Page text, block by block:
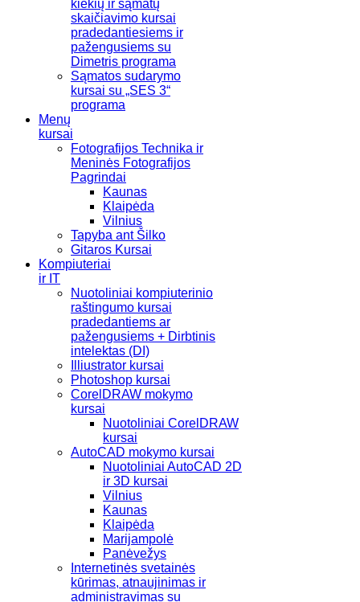
kiekių ir sąmatų
skaičiavimo kursai
pradedantiesiems ir
pažengusiems su
Dimetris programa
Sąmatos sudarymo
kursai su „SES 3“
programa
Menų
kursai
Fotografijos Technika ir
Meninės Fotografijos
Pagrindai
Kaunas
Klaipėda
Vilnius
Tapyba ant Šilko
Gitaros Kursai
Kompiuteriai
ir IT
Nuotoliniai kompiuterinio
raštingumo kursai
pradedantiems ar
pažengusiems + Dirbtinis
intelektas (DI)
Illiustrator kursai
Photoshop kursai
CorelDRAW mokymo
kursai
Nuotoliniai CorelDRAW
kursai
AutoCAD mokymo kursai
Nuotoliniai AutoCAD 2D
ir 3D kursai
Vilnius
Kaunas
Klaipėda
Marijampolė
Panėvežys
Internetinės svetainės
kūrimas, atnaujinimas ir
administravimas su